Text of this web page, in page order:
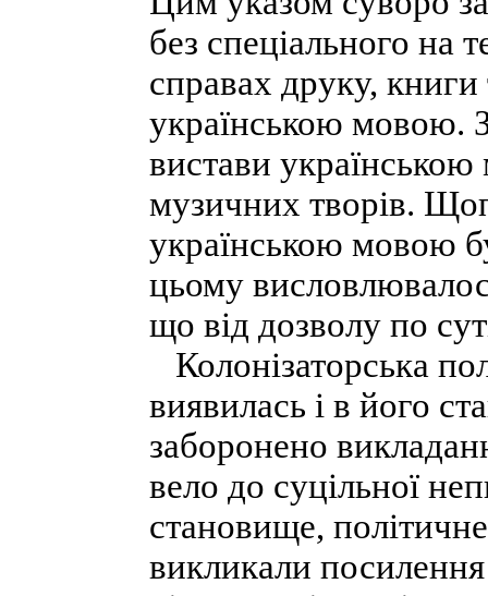
без спеціального на
справах друку,
українською мовою.
вистави
музичних творів.
українською мовою
цьому
що від дозволу по
Колонізаторська
виявилась і в його
заборонено
вело до суцільної
становище,
викликали